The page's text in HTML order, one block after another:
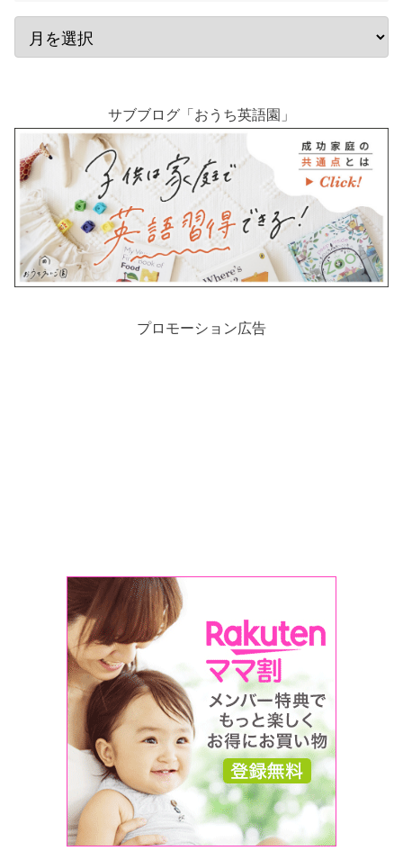
サブブログ「おうち英語園」
プロモーション広告